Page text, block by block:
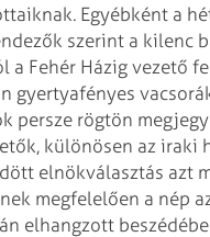
Egyébként a
szerint a kilenc
a Fehér Házig vezető
gyertyafényes
persze rögtön
különösen az iraki
elnökválasztás azt
megfelelően a nép
elhangzott